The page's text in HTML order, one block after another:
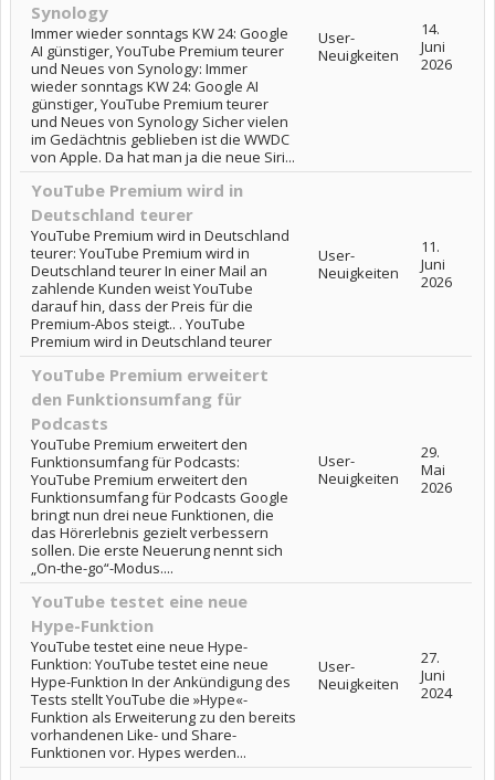
Synology
Immer wieder sonntags KW 24: Google
AI günstiger, YouTube Premium teurer
und Neues von Synology: Immer
wieder sonntags KW 24: Google AI
günstiger, YouTube Premium teurer
und Neues von Synology Sicher vielen
im Gedächtnis geblieben ist die WWDC
von Apple. Da hat man ja die neue Siri...
User-
Neuigkeiten
14.
Juni
2026
YouTube Premium wird in
Deutschland teurer
YouTube Premium wird in Deutschland
teurer: YouTube Premium wird in
Deutschland teurer In einer Mail an
zahlende Kunden weist YouTube
darauf hin, dass der Preis für die
Premium-Abos steigt.. . YouTube
Premium wird in Deutschland teurer
User-
Neuigkeiten
11.
Juni
2026
YouTube Premium erweitert
den Funktionsumfang für
Podcasts
YouTube Premium erweitert den
Funktionsumfang für Podcasts:
YouTube Premium erweitert den
Funktionsumfang für Podcasts Google
bringt nun drei neue Funktionen, die
das Hörerlebnis gezielt verbessern
sollen. Die erste Neuerung nennt sich
„On-the-go“-Modus....
User-
Neuigkeiten
29.
Mai
2026
YouTube testet eine neue
Hype-Funktion
YouTube testet eine neue Hype-
Funktion: YouTube testet eine neue
Hype-Funktion In der Ankündigung des
Tests stellt YouTube die »Hype«-
Funktion als Erweiterung zu den bereits
vorhandenen Like- und Share-
Funktionen vor. Hypes werden...
User-
Neuigkeiten
27.
Juni
2024